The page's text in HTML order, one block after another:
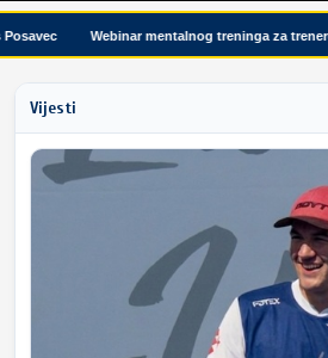
Webinar mentalnog treninga za trenere i
Vijesti